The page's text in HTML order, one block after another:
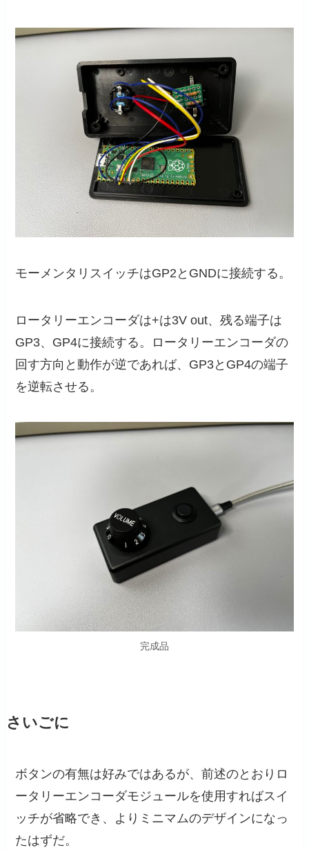
モーメンタリスイッチはGP2とGNDに接続する。
ロータリーエンコーダは+は3V out、残る端子は
GP3、GP4に接続する。ロータリーエンコーダの
回す方向と動作が逆であれば、GP3とGP4の端子
を逆転させる。
完成品
さいごに
ボタンの有無は好みではあるが、前述のとおりロ
ータリーエンコーダモジュールを使用すればスイ
ッチが省略でき、よりミニマムのデザインになっ
たはずだ。